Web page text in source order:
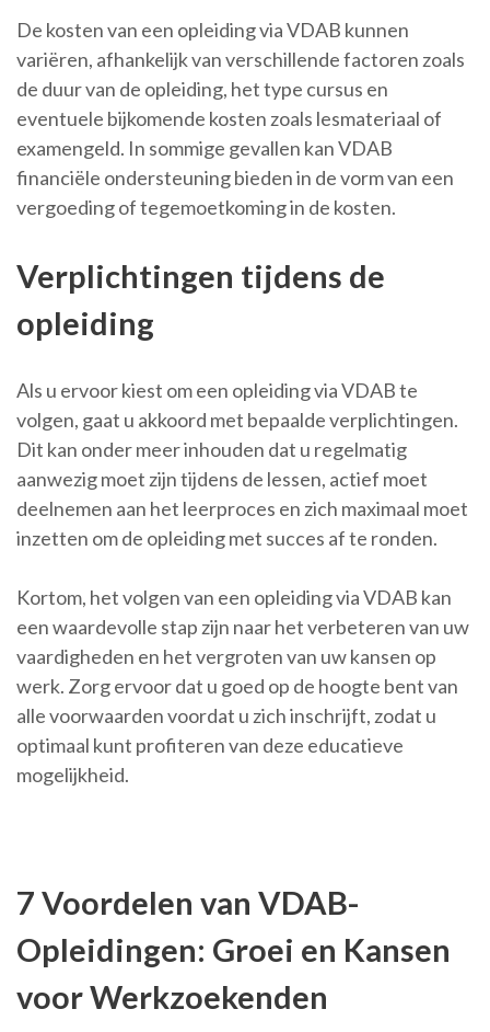
De kosten van een opleiding via VDAB kunnen
variëren, afhankelijk van verschillende factoren zoals
de duur van de opleiding, het type cursus en
eventuele bijkomende kosten zoals lesmateriaal of
examengeld. In sommige gevallen kan VDAB
financiële ondersteuning bieden in de vorm van een
vergoeding of tegemoetkoming in de kosten.
Verplichtingen tijdens de
opleiding
Als u ervoor kiest om een opleiding via VDAB te
volgen, gaat u akkoord met bepaalde verplichtingen.
Dit kan onder meer inhouden dat u regelmatig
aanwezig moet zijn tijdens de lessen, actief moet
deelnemen aan het leerproces en zich maximaal moet
inzetten om de opleiding met succes af te ronden.
Kortom, het volgen van een opleiding via VDAB kan
een waardevolle stap zijn naar het verbeteren van uw
vaardigheden en het vergroten van uw kansen op
werk. Zorg ervoor dat u goed op de hoogte bent van
alle voorwaarden voordat u zich inschrijft, zodat u
optimaal kunt profiteren van deze educatieve
mogelijkheid.
7 Voordelen van VDAB-
Opleidingen: Groei en Kansen
voor Werkzoekenden